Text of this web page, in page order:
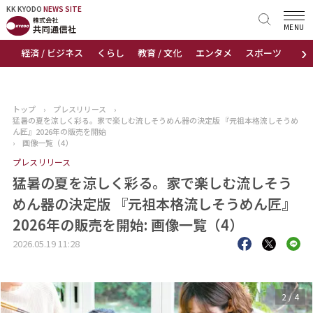
KK KYODO NEWS SITE
›
経済 / ビジネス くらし 教育 / 文化 エンタメ スポーツ 地域
MENU
KK KYODONEWS SITE
トップページ
ニュース
おすすめコンテンツ
出版物
会社概要
トップ › プレスリリース
›
猛暑の夏を涼しく彩る。家で楽しむ流しそうめん器の決定版 『元祖本格流しそうめ
ん匠』2026年の販売を開始
›
画像一覧（4）
プレスリリース
猛暑の夏を涼しく彩る。家で楽しむ流しそう
めん器の決定版 『元祖本格流しそうめん匠』
2026年の販売を開始: 画像一覧（4）
2026.05.19 11:28
3/4